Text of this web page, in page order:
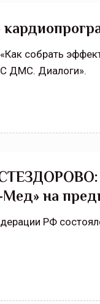
собрать
ДМС. Диалоги».
на
РФ